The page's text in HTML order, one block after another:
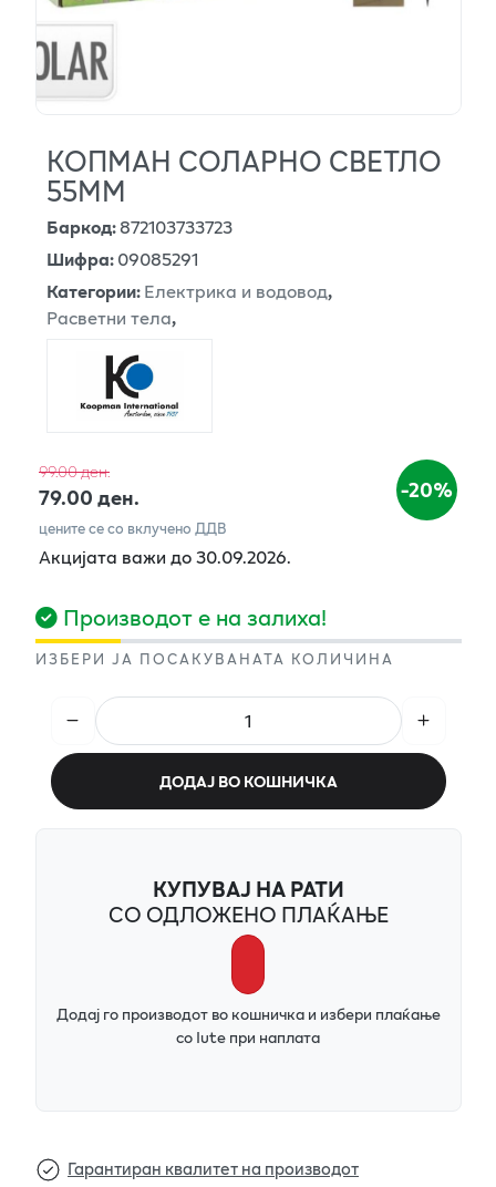
КОПМАН СОЛАРНО СВЕТЛО
55ММ
Баркод:872103733723
Шифра:09085291
Категории:Електрика и водовод,
Расветни тела,
99.00 ден.
79.00 ден. -20%
цените се со вклучено ДДВ
Акцијата важи до 30.09.2026.
Производот е на залиха!
ИЗБЕРИ ЈА ПОСАКУВАНАТА КОЛИЧИНА
ДОДАЈ ВО КОШНИЧКА
КУПУВАЈ НА РАТИ
СО ОДЛОЖЕНО ПЛАЌАЊЕ
Додај го производот во кошничка и избери плаќање
со Iute при наплата
Гарантиран квалитет на производот